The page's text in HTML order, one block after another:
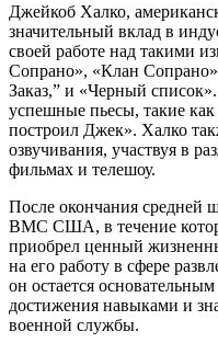
Джейкоб Халко,
значительный вклад в
своей работе над такими
Сопрано», «Клан
Заказ,” и «Черный
успешные пьесы, такие
построил Джек». Халко
озвучивания, участвуя в
фильмах и телешоу.
После окончания средней
ВМС США, в течение
приобрел ценный
на его работу в сфере
он остается
достижения навыками и
военной службы.